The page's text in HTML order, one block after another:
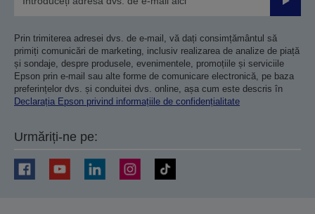
Prin trimiterea adresei dvs. de e-mail, vă dați consimțământul să
primiți comunicări de marketing, inclusiv realizarea de analize de piață
și sondaje, despre produsele, evenimentele, promoțiile și serviciile
Epson prin e-mail sau alte forme de comunicare electronică, pe baza
preferințelor dvs. și conduitei dvs. online, așa cum este descris în
Declarația Epson privind informațiile de confidențialitate
Urmăriți-ne pe: